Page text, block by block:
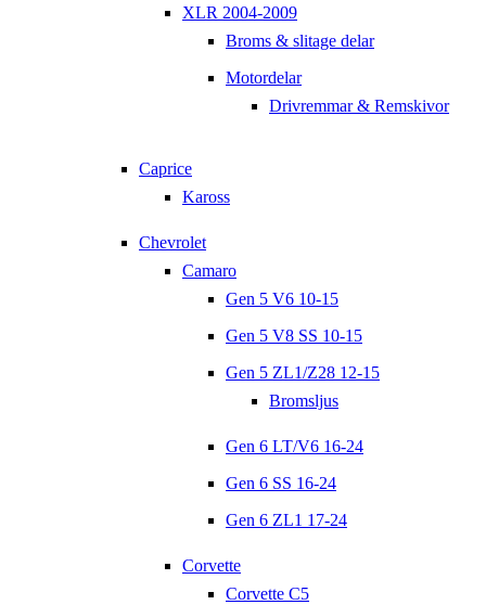
XLR 2004-2009
Broms & slitage delar
Motordelar
Drivremmar & Remskivor
Caprice
Kaross
Chevrolet
Camaro
Gen 5 V6 10-15
Gen 5 V8 SS 10-15
Gen 5 ZL1/Z28 12-15
Bromsljus
Gen 6 LT/V6 16-24
Gen 6 SS 16-24
Gen 6 ZL1 17-24
Corvette
Corvette C5